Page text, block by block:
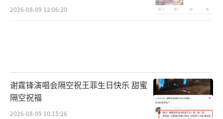
2026-08-09 12:06:20
谢霆锋演唱会隔空祝王菲生日快乐 甜蜜
隔空祝福
2026-08-09 10:15:26